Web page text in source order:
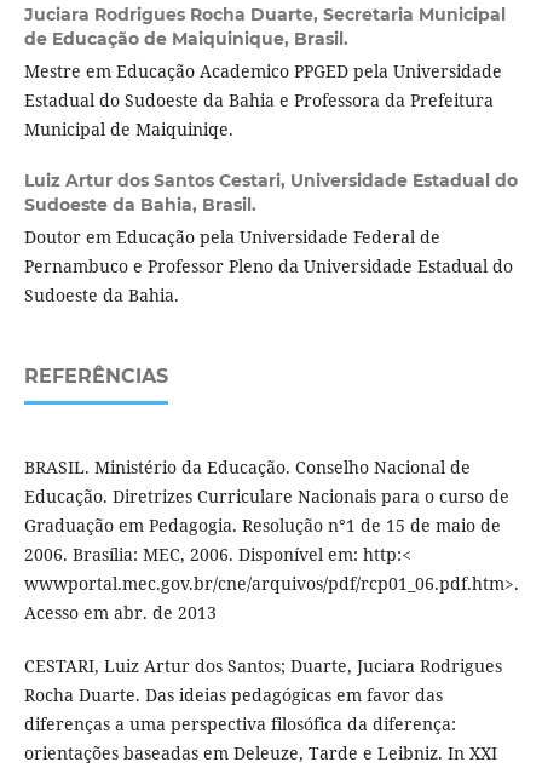
Juciara Rodrigues Rocha Duarte, Secretaria Municipal
de Educação de Maiquinique, Brasil.
Mestre em Educação Academico PPGED pela Universidade
Estadual do Sudoeste da Bahia e Professora da Prefeitura
Municipal de Maiquiniqe.
Luiz Artur dos Santos Cestari, Universidade Estadual do
Sudoeste da Bahia, Brasil.
Doutor em Educação pela Universidade Federal de
Pernambuco e Professor Pleno da Universidade Estadual do
Sudoeste da Bahia.
REFERÊNCIAS
BRASIL. Ministério da Educação. Conselho Nacional de
Educação. Diretrizes Curriculare Nacionais para o curso de
Graduação em Pedagogia. Resolução n°1 de 15 de maio de
2006. Brasília: MEC, 2006. Disponível em: http:<
wwwportal.mec.gov.br/cne/arquivos/pdf/rcp01_06.pdf.htm>.
Acesso em abr. de 2013
CESTARI, Luiz Artur dos Santos; Duarte, Juciara Rodrigues
Rocha Duarte. Das ideias pedagógicas em favor das
diferenças a uma perspectiva filosófica da diferença:
orientações baseadas em Deleuze, Tarde e Leibniz. In XXI